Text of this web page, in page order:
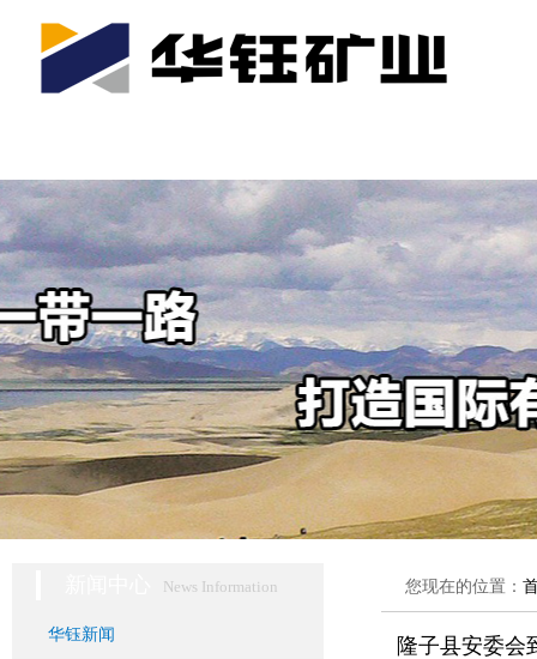
News Information
华钰新闻
您现在的位置：
隆子县安委会